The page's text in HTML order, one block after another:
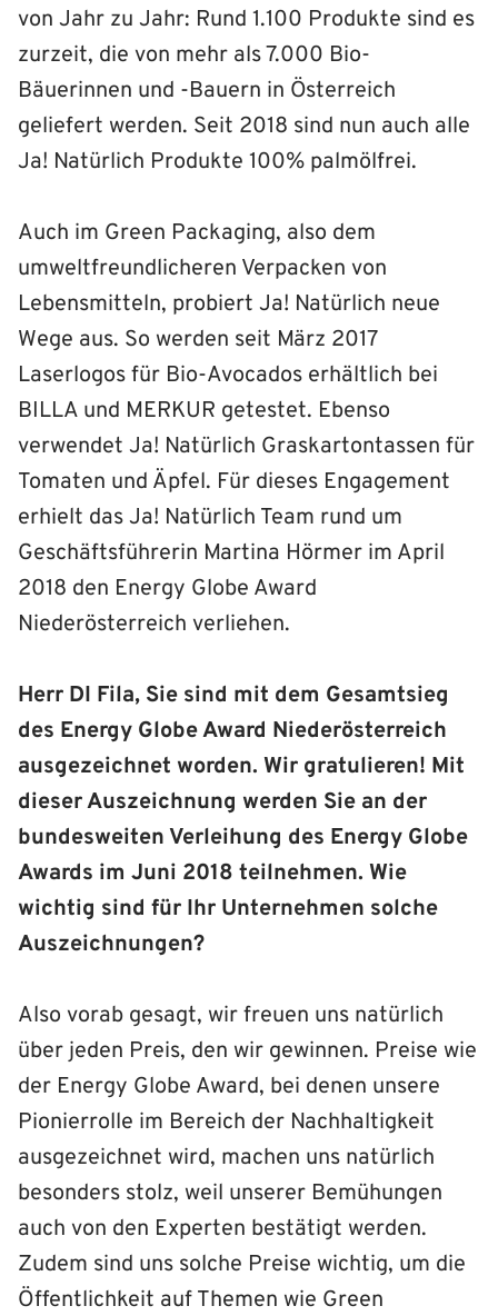
von Jahr zu Jahr: Rund 1.100 Produkte sind es
zurzeit, die von mehr als 7.000 Bio-
Bäuerinnen und -Bauern in Österreich
geliefert werden. Seit 2018 sind nun auch alle
Ja! Natürlich Produkte 100% palmölfrei.
Auch im Green Packaging, also dem
umweltfreundlicheren Verpacken von
Lebensmitteln, probiert Ja! Natürlich neue
Wege aus. So werden seit März 2017
Laserlogos für Bio-Avocados erhältlich bei
BILLA und MERKUR getestet. Ebenso
verwendet Ja! Natürlich Graskartontassen für
Tomaten und Äpfel. Für dieses Engagement
erhielt das Ja! Natürlich Team rund um
Geschäftsführerin Martina Hörmer im April
2018 den Energy Globe Award
Niederösterreich verliehen.
Herr DI Fila, Sie sind mit dem Gesamtsieg
des Energy Globe Award Niederösterreich
ausgezeichnet worden. Wir gratulieren! Mit
dieser Auszeichnung werden Sie an der
bundesweiten Verleihung des Energy Globe
Awards im Juni 2018 teilnehmen. Wie
wichtig sind für Ihr Unternehmen solche
Auszeichnungen?
Also vorab gesagt, wir freuen uns natürlich
über jeden Preis, den wir gewinnen. Preise wie
der Energy Globe Award, bei denen unsere
Pionierrolle im Bereich der Nachhaltigkeit
ausgezeichnet wird, machen uns natürlich
besonders stolz, weil unserer Bemühungen
auch von den Experten bestätigt werden.
Zudem sind uns solche Preise wichtig, um die
Öffentlichkeit auf Themen wie Green